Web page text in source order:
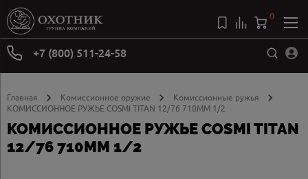
+7 (800) 511-24-58
0
Главная Комиссионное оружие
Комиссионные ружья
КОМИССИОННОЕ РУЖЬЕ COSMI TITAN 12/76 710MM 1/2
КОМИССИОННОЕ РУЖЬЕ COSMI TITAN
12/76 710MM 1/2